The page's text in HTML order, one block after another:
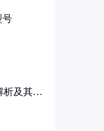
号
析及其在